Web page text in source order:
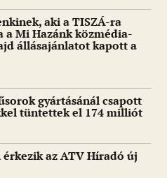
aki a TISZÁ-ra
a Mi Hazánk közmédia-
állásajánlatot kapott a
gyártásánál csapott
tüntettek el 174 milliót
az ATV Híradó új